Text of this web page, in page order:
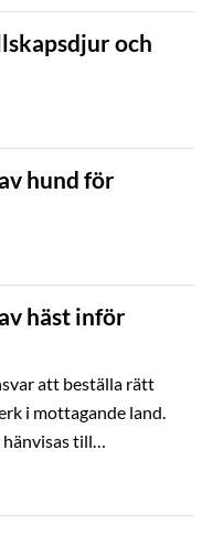
och
hund för
häst inför
att beställa rätt
i mottagande land.
hänvisas till
att lämnas på